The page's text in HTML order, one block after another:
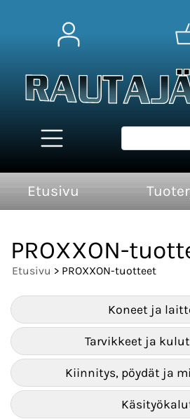
Etusivu
PROXXON-
Etusivu > PROXXON-tuotteet
Koneet ja
Tarvikkeet ja
Kiinnitys, pöydät ja